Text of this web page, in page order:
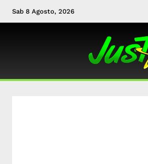
Sab 8 Agosto, 2026